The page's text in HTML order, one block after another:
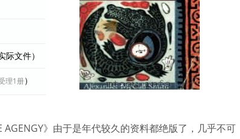
文件）
理1册）
AGENGY》由于是年代较久的资料都绝版了，几乎不可